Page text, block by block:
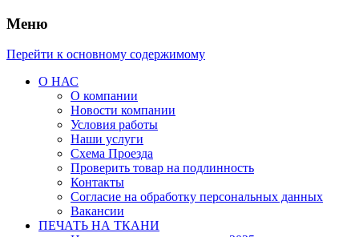
Меню
Перейти к основному содержимому
О НАС
О компании
Новости компании
Условия работы
Наши услуги
Схема Проезда
Проверить товар на подлинность
Контакты
Согласие на обработку персональных данных
Вакансии
ПЕЧАТЬ НА ТКАНИ